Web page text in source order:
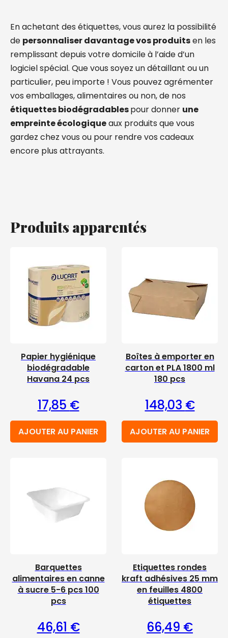
En achetant des étiquettes, vous aurez la possibilité
de personnaliser davantage vos produitsen les
remplissant depuis votre domicile à l’aide d’un
logiciel spécial. Que vous soyez un détaillant ou un
particulier, peu importe ! Vous pouvez agrémenter
vos emballages, alimentaires ou non, de nos
étiquettes biodégradablespour donner une
empreinte écologiqueaux produits que vous
gardez chez vous ou pour rendre vos cadeaux
encore plus attrayants.
Produits apparentés
Papier hygiénique
biodégradable
Havana 24 pcs
17,85 €
AJOUTER AU PANIER
Boîtes à emporter en
carton et PLA 1800 ml
180 pcs
148,03 €
AJOUTER AU PANIER
Barquettes
alimentaires en canne
à sucre 5-6 pcs 100
pcs
46,61 €
Etiquettes rondes
kraft adhésives 25 mm
en feuilles 4800
étiquettes
66,49 €